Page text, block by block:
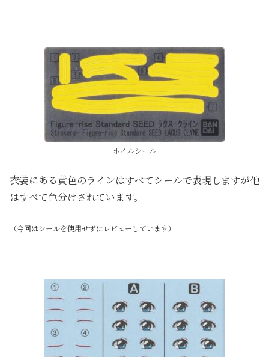
ホイルシール
衣装にある黄色のラインはすべてシールで表現しますが他
はすべて色分けされています。
（今回はシールを使用せずにレビューしています）